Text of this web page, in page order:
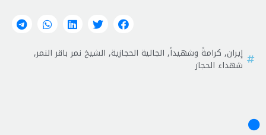
إيران, كرامةً وشهيداً, الجالية الحجازية, الشيخ نمر باقر النمر,
شهداء الحجاز